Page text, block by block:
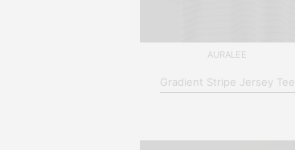
AURALEE
Gradient Stripe Jersey Tee